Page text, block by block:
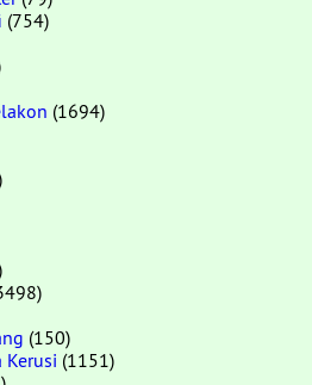
(754)
(1694)
(150)
(1151)